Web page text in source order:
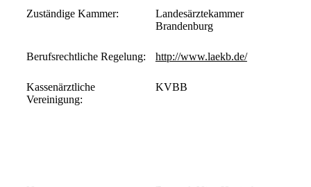
Zuständige Kammer:
Landesärztekammer
Brandenburg
Berufsrechtliche Regelung: http://www.laekb.de/
Kassenärztliche
Vereinigung:
KVBB